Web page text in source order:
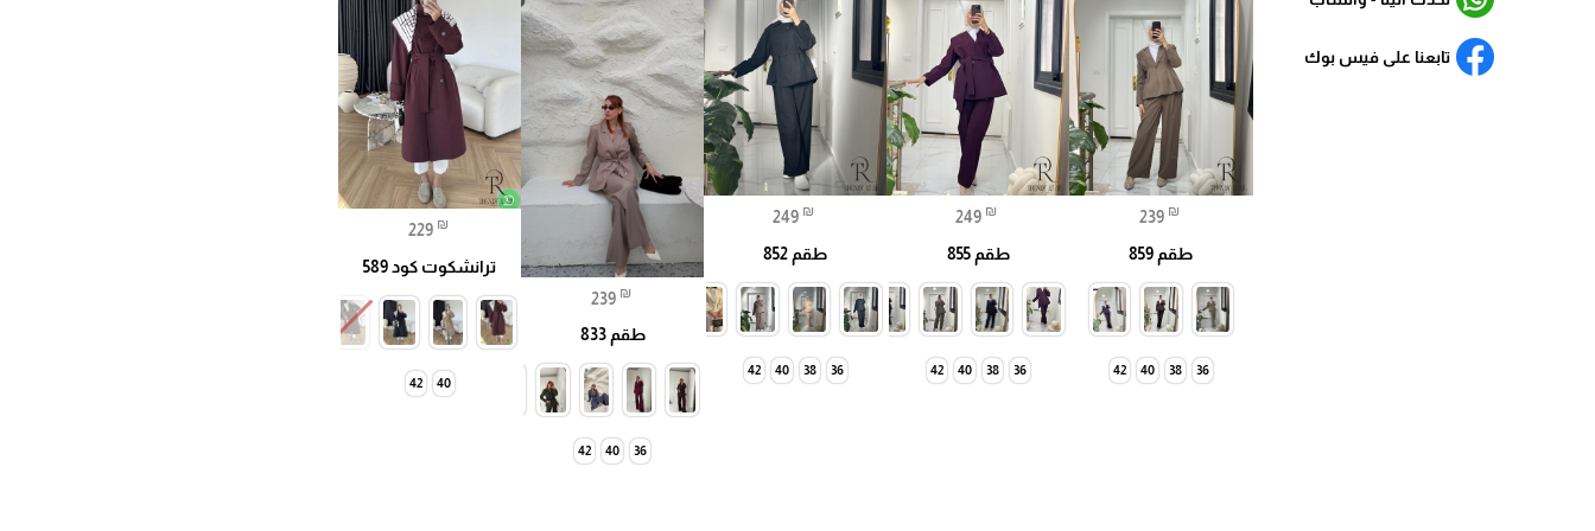
تابعنا على فيس بوك
239 ₪
طقم 859
36
38
40
42
249 ₪
طقم 855
36
38
40
42
249 ₪
طقم 852
36
38
40
42
239 ₪
طقم 833
36
40
42
229 ₪
ترانشكوت كود 589
40
42